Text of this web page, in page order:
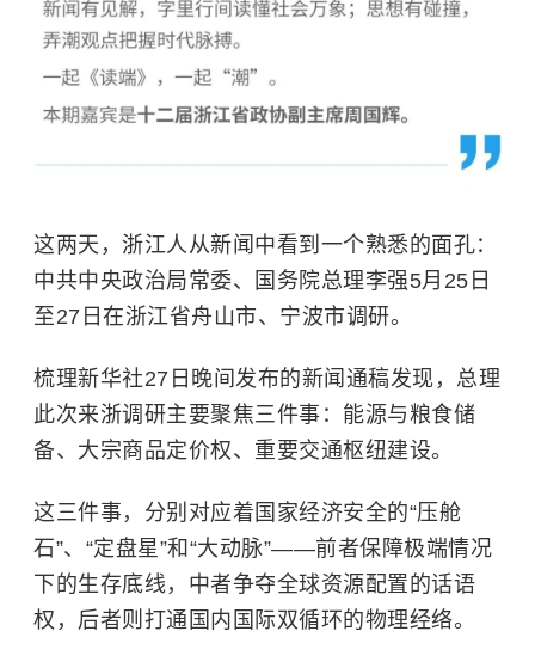
这两天，浙江人从新闻中看到一个熟悉的面孔：
中共中央政治局常委、国务院总理李强5月25日
至27日在浙江省舟山市、宁波市调研。
梳理新华社27日晚间发布的新闻通稿发现，总理
此次来浙调研主要聚焦三件事：能源与粮食储
备、大宗商品定价权、重要交通枢纽建设。
这三件事，分别对应着国家经济安全的“压舱
石”、“定盘星”和“大动脉”——前者保障极端情况
下的生存底线，中者争夺全球资源配置的话语
权，后者则打通国内国际双循环的物理经络。